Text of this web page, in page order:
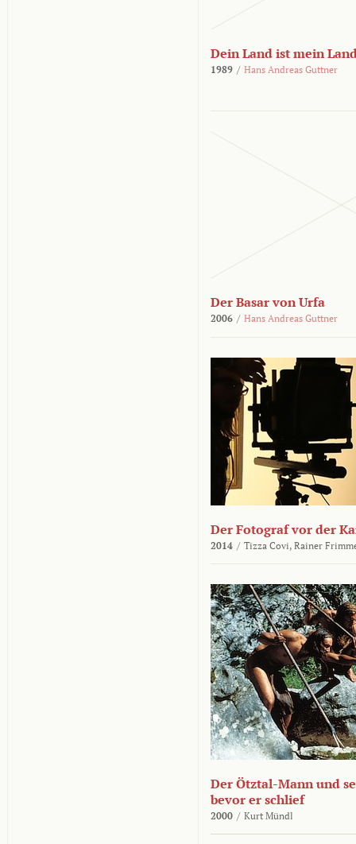
Dein Land ist mein
1989 / Hans Andreas Guttner
Der Basar von Urfa
2006 / Hans Andreas Guttner
Der Fotograf vor der
2014 / Tizza Covi, Rainer
Der Ötztal-Mann und
bevor er schlief
2000 / Kurt Mündl